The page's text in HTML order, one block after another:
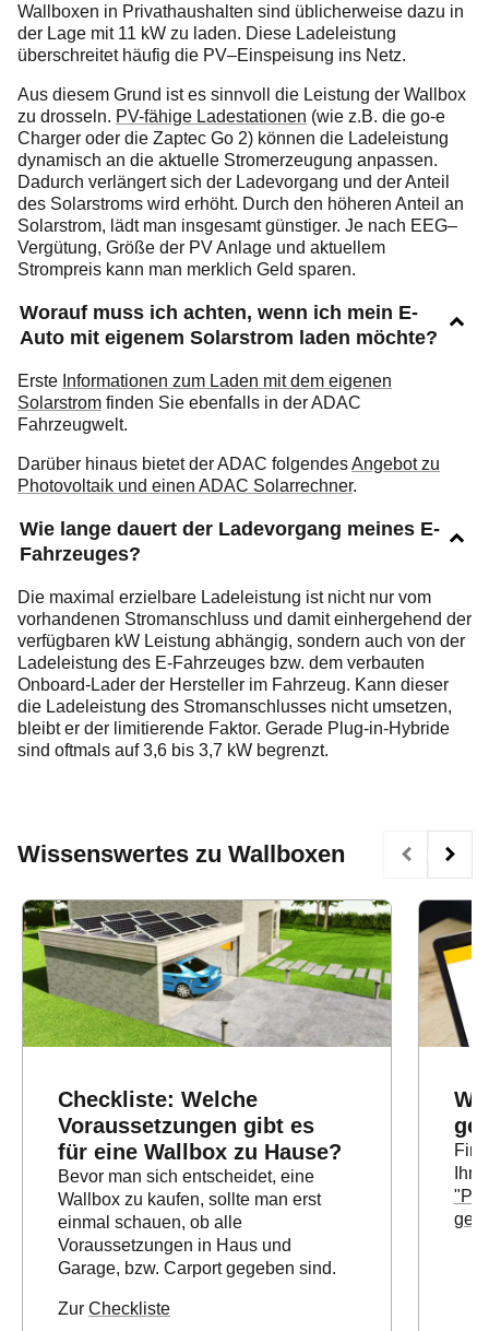
Wallboxen in Privathaushalten sind üblicherweise dazu in
der Lage mit 11 kW zu laden. Diese Ladeleistung
überschreitet häufig die PV–Einspeisung ins Netz.
Aus diesem Grund ist es sinnvoll die Leistung der Wallbox
zu drosseln. PV-fähige Ladestationen (wie z.B. die go-e
Charger oder die Zaptec Go 2) können die Ladeleistung
dynamisch an die aktuelle Stromerzeugung anpassen.
Dadurch verlängert sich der Ladevorgang und der Anteil
des Solarstroms wird erhöht. Durch den höheren Anteil an
Solarstrom, lädt man insgesamt günstiger. Je nach EEG–
Vergütung, Größe der PV Anlage und aktuellem
Strompreis kann man merklich Geld sparen.
Worauf muss ich achten, wenn ich mein E-
Auto mit eigenem Solarstrom laden möchte?
Erste Informationen zum Laden mit dem eigenen
Solarstrom finden Sie ebenfalls in der ADAC
Fahrzeugwelt.
Darüber hinaus bietet der ADAC folgendesAngebot zu
Photovoltaik und einen ADAC Solarrechner.
Wie lange dauert der Ladevorgang meines E-
Fahrzeuges?
Die maximal erzielbare Ladeleistung ist nicht nur vom
vorhandenen Stromanschluss und damit einhergehend der
verfügbaren kW Leistung abhängig, sondern auch von der
Ladeleistung des E-Fahrzeuges bzw. dem verbauten
Onboard-Lader der Hersteller im Fahrzeug. Kann dieser
die Ladeleistung des Stromanschlusses nicht umsetzen,
bleibt er der limitierende Faktor. Gerade Plug-in-Hybride
sind oftmals auf 3,6 bis 3,7 kW begrenzt.
Wissenswertes zu Wallboxen
Checkliste: Welche
Voraussetzungen gibt es
für eine Wallbox zu Hause?
Bevor man sich entscheidet, eine
Wallbox zu kaufen, sollte man erst
einmal schauen, ob alle
Voraussetzungen in Haus und
Garage, bzw. Carport gegeben sind.
Zur Checkliste